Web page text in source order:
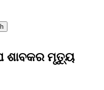
ଶାବକର ମୃତ୍ୟୁ